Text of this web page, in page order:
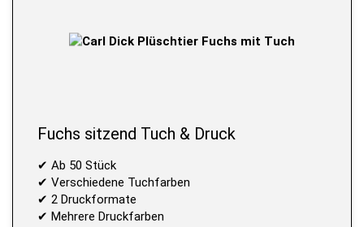
Fuchs sitzend Tuch & Druck
✔ Ab 50 Stück
✔ Verschiedene Tuchfarben
✔ 2 Druckformate
✔ Mehrere Druckfarben